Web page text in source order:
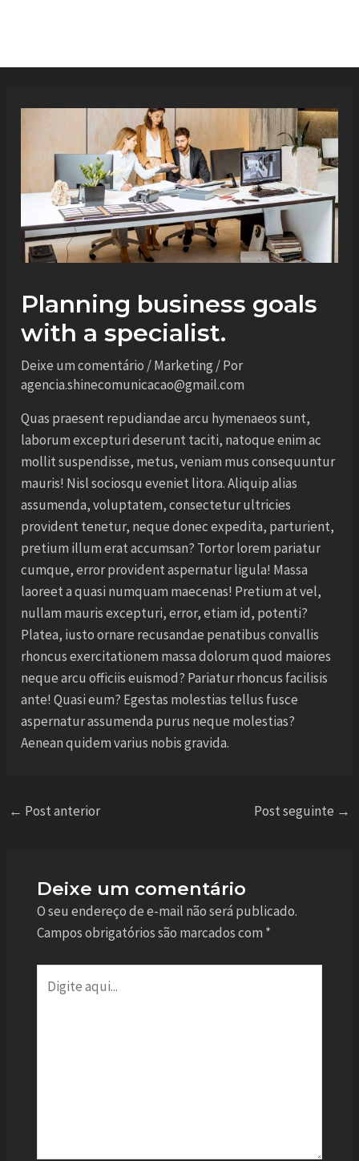
Planning business goals
with a specialist.
Deixe um comentário /Marketing / Por
agencia.shinecomunicacao@gmail.com
Quas praesent repudiandae arcu hymenaeos sunt,
laborum excepturi deserunt taciti, natoque enim ac
mollit suspendisse, metus, veniam mus consequuntur
mauris! Nisl sociosqu eveniet litora. Aliquip alias
assumenda, voluptatem, consectetur ultricies
provident tenetur, neque donec expedita, parturient,
pretium illum erat accumsan? Tortor lorem pariatur
cumque, error provident aspernatur ligula! Massa
laoreet a quasi numquam maecenas! Pretium at vel,
nullam mauris excepturi, error, etiam id, potenti?
Platea, iusto ornare recusandae penatibus convallis
rhoncus exercitationem massa dolorum quod maiores
neque arcu officiis euismod? Pariatur rhoncus facilisis
ante! Quasi eum? Egestas molestias tellus fusce
aspernatur assumenda purus neque molestias?
Aenean quidem varius nobis gravida.
← Post anterior Post seguinte →
Deixe um comentário
O seu endereço de e-mail não será publicado.
Campos obrigatórios são marcados com *
aqui...